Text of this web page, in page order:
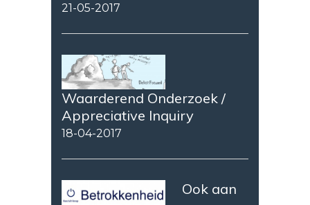
21-05-2017
Waarderend Onderzoek /
Appreciative Inquiry
18-04-2017
Ook aan